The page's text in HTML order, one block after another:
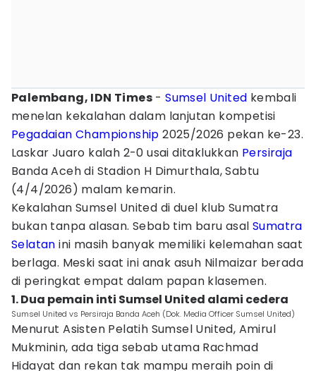
Palembang, IDN Times -Sumsel United kembali
menelan kekalahan dalam lanjutan kompetisi
Pegadaian Championship 2025/2026 pekan ke-23.
Laskar Juaro kalah 2-0 usai ditaklukkan Persiraja
Banda Aceh di Stadion H Dimurthala, Sabtu
(4/4/2026) malam kemarin.
Kekalahan Sumsel United di duel klub Sumatra
bukan tanpa alasan. Sebab tim baru asal Sumatra
Selatan ini masih banyak memiliki kelemahan saat
berlaga. Meski saat ini anak asuh Nilmaizar berada
di peringkat empat dalam papan klasemen.
1. Dua pemain inti Sumsel United alami cedera
Sumsel United vs Persiraja Banda Aceh (Dok. Media Officer Sumsel United)
Menurut Asisten Pelatih Sumsel United, Amirul
Mukminin, ada tiga sebab utama Rachmad
Hidayat dan rekan tak mampu meraih poin di